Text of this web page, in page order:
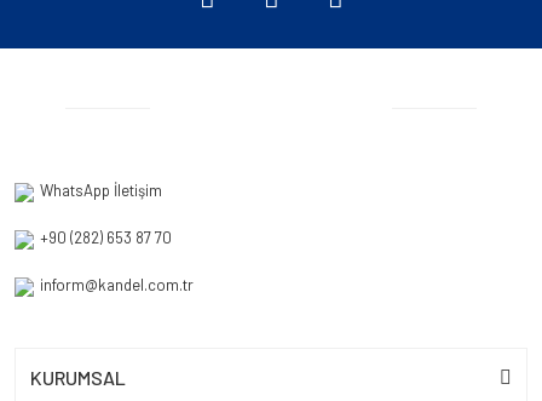
WhatsApp İletişim
+90 (282) 653 87 70
inform@kandel.com.tr
KURUMSAL